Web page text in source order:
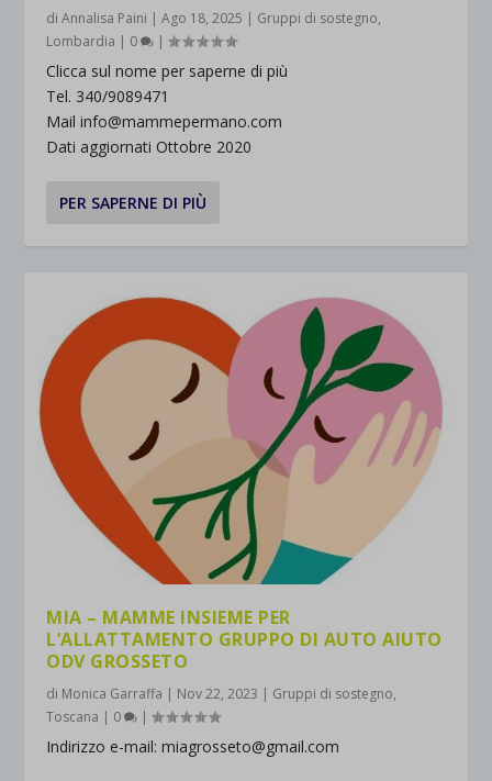
diAnnalisa Paini |Ago 18, 2025 | Gruppi di sostegno,
Lombardia | 0 |
Clicca sul nome per saperne di più
Tel. 340/9089471
Mail info@mammepermano.com
Dati aggiornati Ottobre 2020
PER SAPERNE DI PIÙ
MIA – MAMME INSIEME PER
L’ALLATTAMENTO GRUPPO DI AUTO AIUTO
ODV GROSSETO
di Monica Garraffa | Nov 22, 2023 | Gruppi di sostegno,
Toscana | 0 |
Indirizzo e-mail: miagrosseto@gmail.com